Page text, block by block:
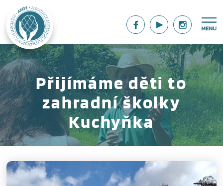
Přijímáme děti to
zahradní školky
Kuchyňka